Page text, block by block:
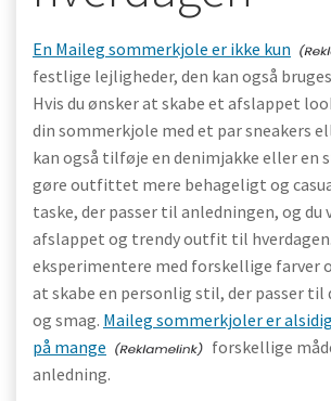
En Maileg sommerkjole er ikke kun
festlige lejligheder, den kan også
Hvis du ønsker at skabe et afslappet
din sommerkjole med et par sneakers
kan også tilføje en denimjakke eller en
gøre outfittet mere behageligt og
taske, der passer til anledningen, og du
afslappet og trendy outfit til hverdagen.
eksperimentere med forskellige farver
at skabe en personlig stil, der passer til
og smag. Maileg sommerkjoler er
på mange
forskellige
anledning.